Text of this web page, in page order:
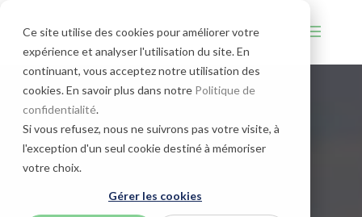
Ce site utilise des cookies pour améliorer votre
expérience et analyser l'utilisation du site. En
continuant, vous acceptez notre utilisation des
cookies. En savoir plus dans notre Politique de
confidentialité.
Si vous refusez, nous ne suivrons pas votre visite, à
l'exception d'un seul cookie destiné à mémoriser
votre choix.
Gérer les cookies